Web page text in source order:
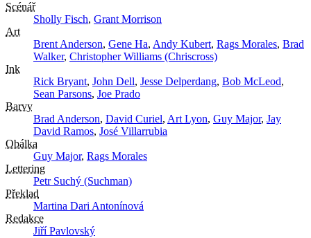
Scénář
Sholly Fisch, Grant Morrison
Art
Brent Anderson, Gene Ha, Andy Kubert, Rags Morales, Brad
Walker, Christopher Williams (Chriscross)
Ink
Rick Bryant, John Dell, Jesse Delperdang, Bob McLeod,
Sean Parsons, Joe Prado
Barvy
Brad Anderson, David Curiel, Art Lyon, Guy Major, Jay
David Ramos, José Villarrubia
Obálka
Guy Major, Rags Morales
Lettering
Petr Suchý (Suchman)
Překlad
Martina Dari Antonínová
Redakce
Jiří Pavlovský